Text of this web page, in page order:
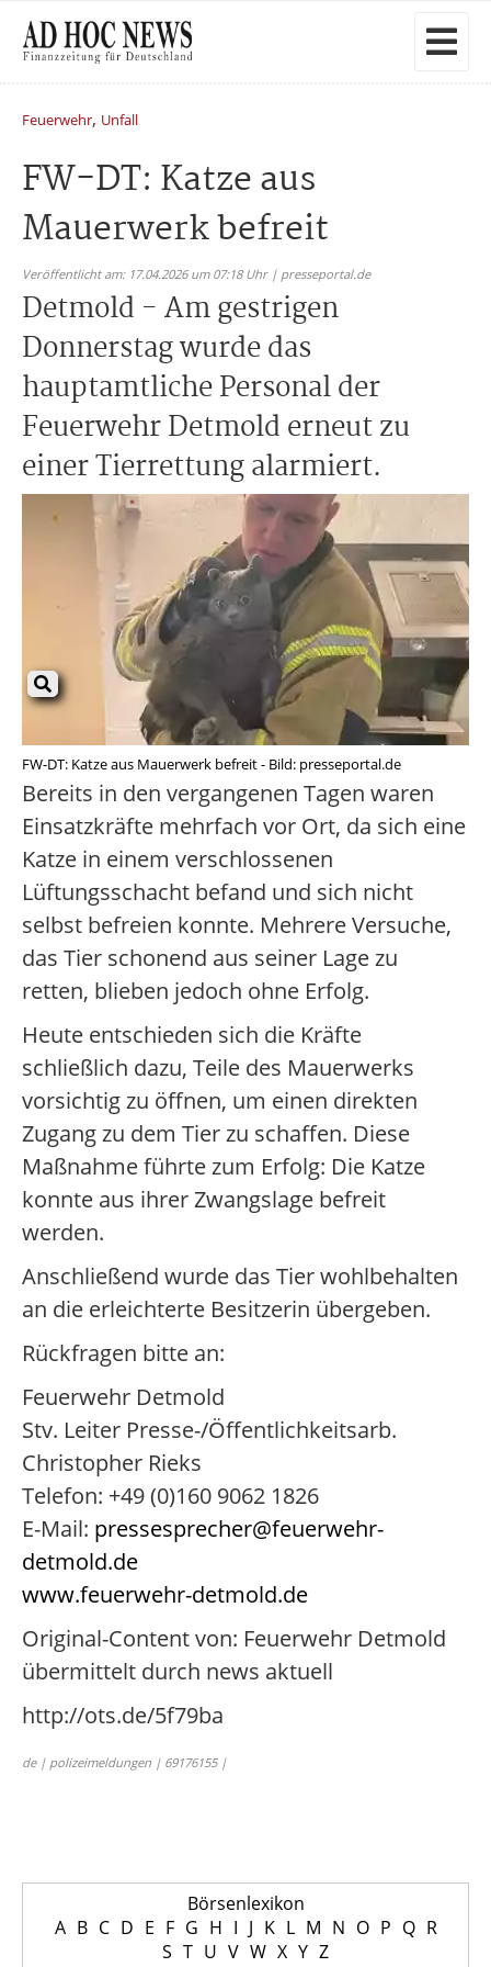
Feuerwehr, Unfall
FW-DT: Katze aus
Mauerwerk befreit
Veröffentlicht am: 17.04.2026 um 07:18 Uhr | presseportal.de
Detmold - Am gestrigen
Donnerstag wurde das
hauptamtliche Personal der
Feuerwehr Detmold erneut zu
einer Tierrettung alarmiert.
FW-DT: Katze aus Mauerwerk befreit - Bild: presseportal.de
Bereits in den vergangenen Tagen waren
Einsatzkräfte mehrfach vor Ort, da sich eine
Katze in einem verschlossenen
Lüftungsschacht befand und sich nicht
selbst befreien konnte. Mehrere Versuche,
das Tier schonend aus seiner Lage zu
retten, blieben jedoch ohne Erfolg.
Heute entschieden sich die Kräfte
schließlich dazu, Teile des Mauerwerks
vorsichtig zu öffnen, um einen direkten
Zugang zu dem Tier zu schaffen. Diese
Maßnahme führte zum Erfolg: Die Katze
konnte aus ihrer Zwangslage befreit
werden.
Anschließend wurde das Tier wohlbehalten
an die erleichterte Besitzerin übergeben.
Rückfragen bitte an:
Feuerwehr Detmold
Stv. Leiter Presse-/Öffentlichkeitsarb.
Christopher Rieks
Telefon: +49 (0)160 9062 1826
E-Mail: pressesprecher@feuerwehr-
detmold.de
www.feuerwehr-detmold.de
Original-Content von: Feuerwehr Detmold
übermittelt durch news aktuell
http://ots.de/5f79ba
de | polizeimeldungen | 69176155 |
Börsenlexikon
A B C D E F G H I J K L M N O P Q R
S T U V W X Y Z